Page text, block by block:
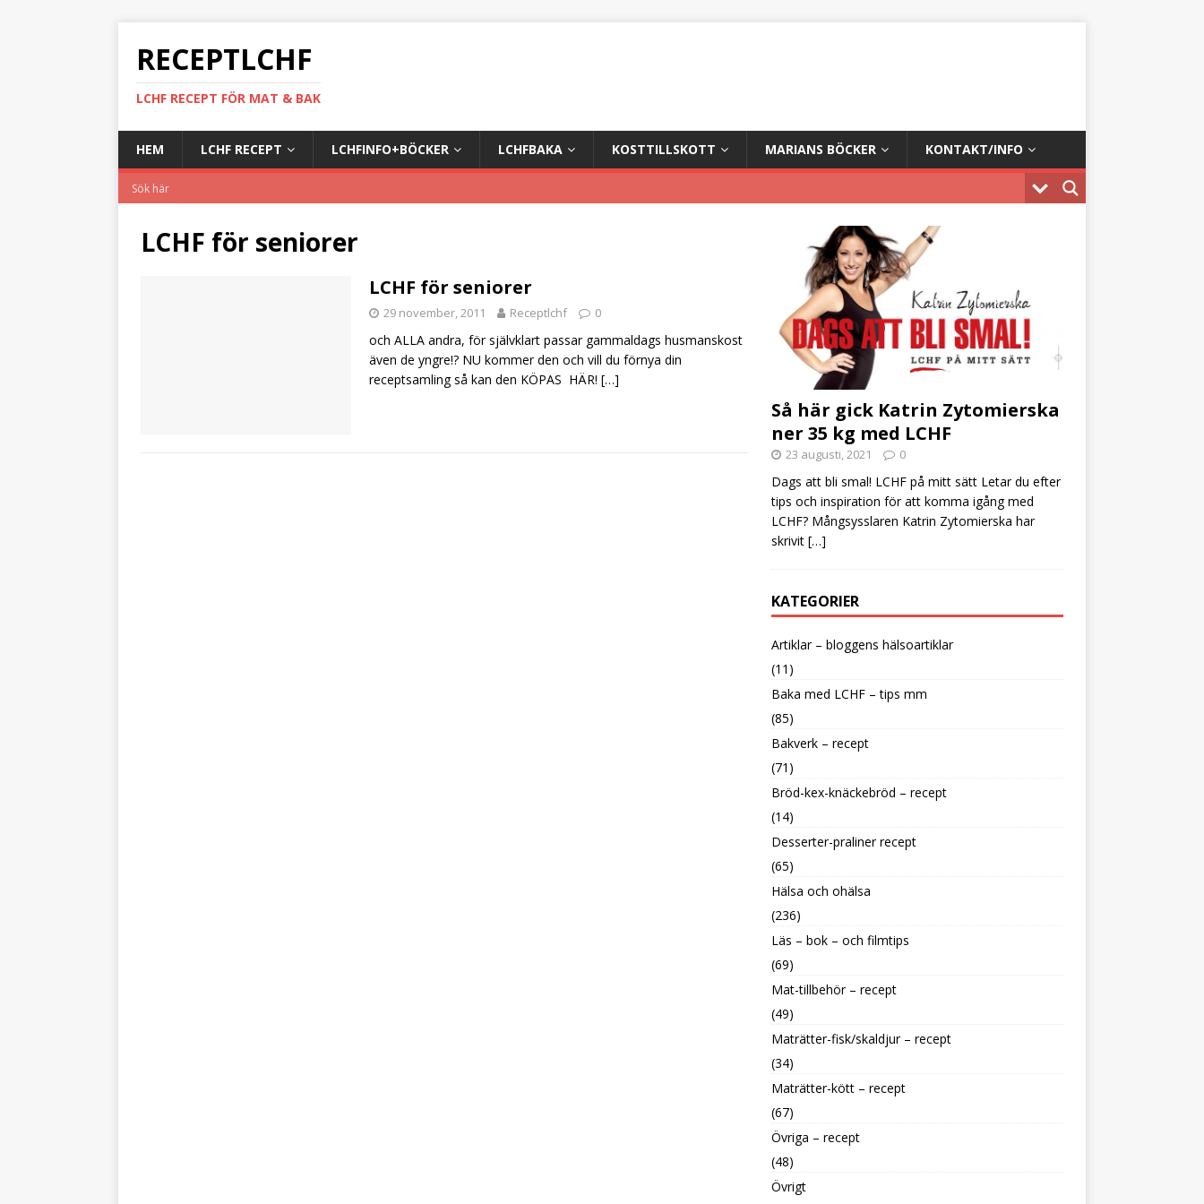
RECEPTLCHF
LCHF RECEPT FÖR MAT & BAK
HEM LCHF RECEPT LCHFINFO+BÖCKER LCHFBAKA KOSTTILLSKOTT MARIANS BÖCKER KONTAKT/INFO
LCHF för seniorer
LCHF för seniorer
29 november, 2011 Receptlchf 0
och ALLA andra, för självklart passar gammaldags husmanskost
även de yngre!? NU kommer den och vill du förnya din
receptsamling så kan den KÖPAS HÄR! […]
Så här gick Katrin Zytomierska
ner 35 kg med LCHF
23 augusti, 2021 0
Dags att bli smal! LCHF på mitt sätt Letar du efter
tips och inspiration för att komma igång med
LCHF? Mångsysslaren Katrin Zytomierska har
skrivit […]
KATEGORIER
Artiklar – bloggens hälsoartiklar
(11)
Baka med LCHF – tips mm
(85)
Bakverk – recept
(71)
Bröd-kex-knäckebröd – recept
(14)
Desserter-praliner recept
(65)
Hälsa och ohälsa
(236)
Läs – bok – och filmtips
(69)
Mat-tillbehör – recept
(49)
Maträtter-fisk/skaldjur – recept
(34)
Maträtter-kött – recept
(67)
Övriga – recept
(48)
Övrigt